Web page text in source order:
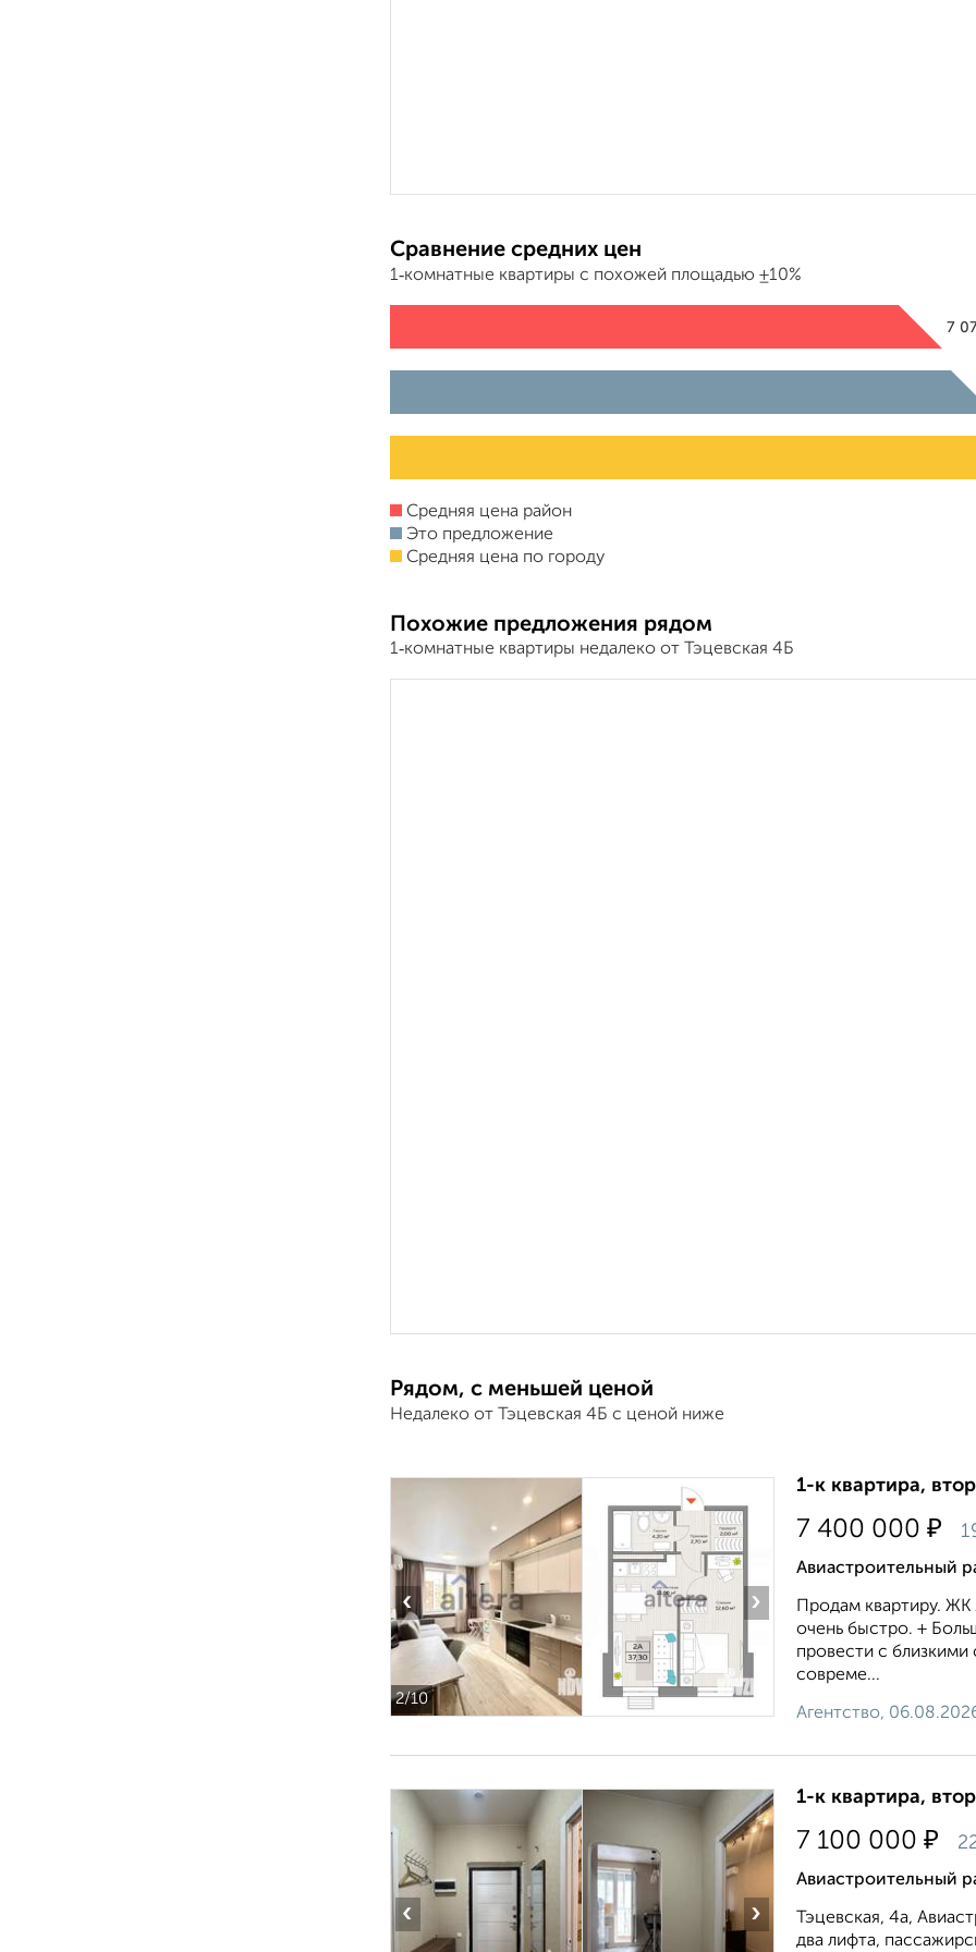
Сравнение средних цен
1‑комнатные квартиры с похожей площадью ±10%
7
Средняя цена район
Это предложение
Средняя цена по городу
Похожие предложения рядом
1‑комнатные квартиры недалеко от Тэцевская 4Б
Рядом, с меньшей ценой
Недалеко от Тэцевская 4Б с ценой ниже
2/10
‹ ›
1-к квартира,
7 400 000 ₽
Авиастроительный
Продам квартиру.
очень быстро. +
провести с
совреме...
Агентство,
‹ ›
1-к квартира,
7 100 000 ₽
Авиастроительный
Тэцевская, 4а,
два лифта,